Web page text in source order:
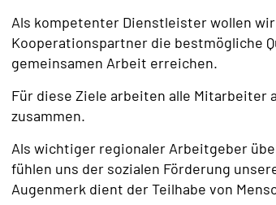
Als kompetenter Dienstleister wollen
Kooperationspartner die bestmögliche
gemeinsamen Arbeit erreichen.
Für diese Ziele arbeiten alle Mitarbeiter
zusammen.
Als wichtiger regionaler Arbeitgeber
fühlen uns der sozialen Förderung
Augenmerk dient der Teilhabe von